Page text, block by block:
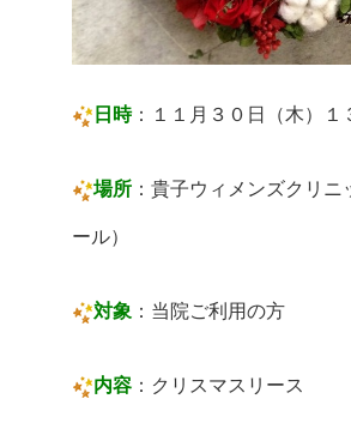
日時：１１月３０日（木）１
場所 ：貴子ウィメンズクリニ
ール）
対象 ：当院ご利用の方
内容 ：クリスマスリース